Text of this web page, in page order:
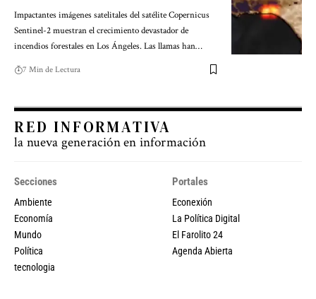
Impactantes imágenes satelitales del satélite Copernicus
Sentinel-2 muestran el crecimiento devastador de
incendios forestales en Los Ángeles. Las llamas han…
7 Min de Lectura
RED INFORMATIVA
la nueva generación en información
Secciones
Ambiente
Economía
Mundo
Política
tecnologia
Portales
Econexión
La Política Digital
El Farolito 24
Agenda Abierta